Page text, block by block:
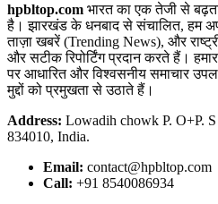
hpbltop.com भारत का एक तेजी से
है। झारखंड के धनबाद से संचालित, हम
ताज़ा खबरें (Trending News), और
और सटीक रिपोर्टिंग प्रदान करते हैं।
पर आधारित और विश्वसनीय समाचार
मुद्दों को प्रमुखता से उठाते हैं।
Address: Lowadih chowk P. O+P.
834010, India.
Email: contact@hpbltop.com
Call: +91 8540086934